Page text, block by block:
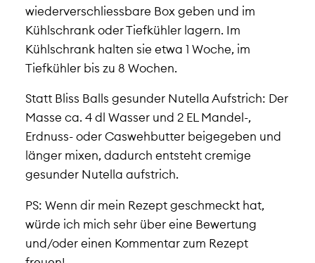
wiederverschliessbare Box geben und im
Kühlschrank oder Tiefkühler lagern. Im
Kühlschrank halten sie etwa 1 Woche, im
Tiefkühler bis zu 8 Wochen.
Statt Bliss Balls gesunder Nutella Aufstrich: Der
Masse ca. 4 dl Wasser und 2 EL Mandel-,
Erdnuss- oder Caswehbutter beigegeben und
länger mixen, dadurch entsteht cremige
gesunder Nutella aufstrich.
PS: Wenn dir mein Rezept geschmeckt hat,
würde ich mich sehr über eine Bewertung
und/oder einen Kommentar zum Rezept